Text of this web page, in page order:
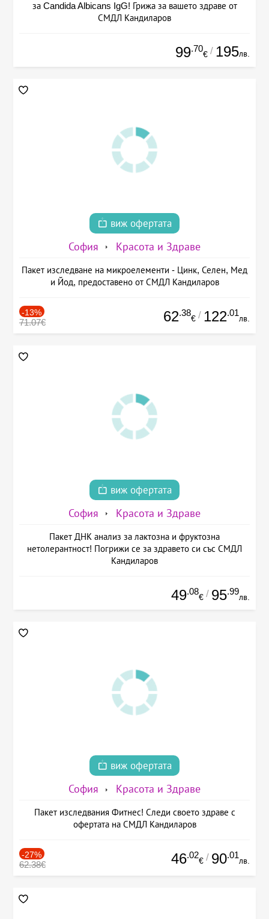
за Candida Albicans IgG! Грижа за вашето здраве от
СМДЛ Кандиларов
99.70
€ / 195лв.
виж офертата
София Красота и Здраве
Пакет изследване на микроелементи - Цинк, Селен, Мед
и Йод, предоставено от СМДЛ Кандиларов
-13%
71.07€ 62.38
€ / 122.01
лв.
виж офертата
София Красота и Здраве
Пакет ДНК анализ за лактозна и фруктозна
нетолерантност! Погрижи се за здравето си със СМДЛ
Кандиларов
49.08
€ / 95.99
лв.
виж офертата
София Красота и Здраве
Пакет изследвания Фитнес! Следи своето здраве с
офертата на СМДЛ Кандиларов
-27%
62.38€ 46.02
€ / 90.01
лв.